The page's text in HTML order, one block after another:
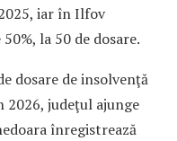
iar în Ilfov
la 50 de dosare.
dosare de insolvenţă
2026, judeţul ajunge
înregistrează